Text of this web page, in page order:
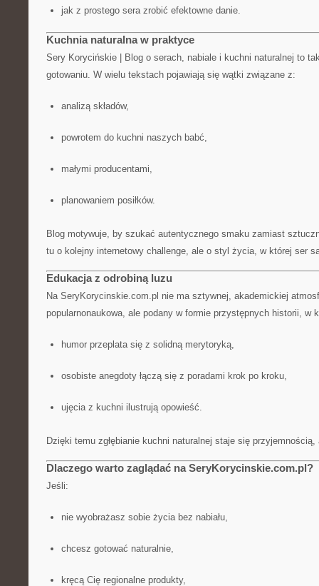
jak z prostego sera zrobić efektowne danie.
Kuchnia naturalna w praktyce
Sery Korycińskie | Blog o serach, nabiale i kuchni naturalnej to
gotowaniu. W wielu tekstach pojawiają się wątki związane z:
analizą składów,
powrotem do kuchni naszych babć,
małymi producentami,
planowaniem posiłków.
Blog motywuje, by szukać autentycznego smaku zamiast
tu o kolejny internetowy challenge, ale o styl życia, w której ser
Edukacja z odrobiną luzu
Na SeryKorycinskie.com.pl nie ma sztywnej, akademickiej
popularnonaukowa, ale podany w formie przystępnych historii, w
humor przeplata się z solidną merytoryką,
osobiste anegdoty łączą się z poradami krok po kroku,
ujęcia z kuchni ilustrują opowieść.
Dzięki temu zgłębianie kuchni naturalnej staje się przyjemnością,
Dlaczego warto zaglądać na SeryKorycinskie.com.pl?
Jeśli:
nie wyobrażasz sobie życia bez nabiału,
chcesz gotować naturalnie,
kręcą Cię regionalne produkty,